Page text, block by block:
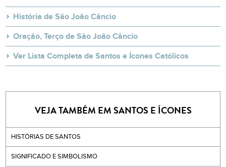
História de São João Câncio
Oração, Terço de São João Câncio
Ver Lista Completa de Santos e Ícones Católicos
VEJA TAMBÉM EM SANTOS E ÍCONES
HISTÓRIAS DE SANTOS
SIGNIFICADO E SIMBOLISMO